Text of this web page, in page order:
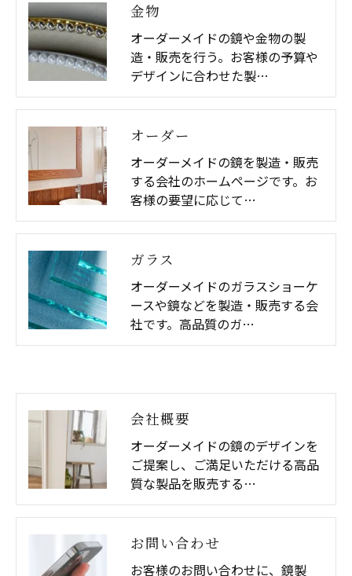
金物
オーダーメイドの鏡や金物の製
造・販売を行う。お客様の予算や
デザインに合わせた製…
オーダー
オーダーメイドの鏡を製造・販売
する会社のホームページです。お
客様の要望に応じて…
ガラス
オーダーメイドのガラスショーケ
ースや鏡などを製造・販売する会
社です。高品質のガ…
会社概要
オーダーメイドの鏡のデザインを
ご提案し、ご満足いただける高品
質な製品を販売する…
お問い合わせ
お客様のお問い合わせに、鏡製